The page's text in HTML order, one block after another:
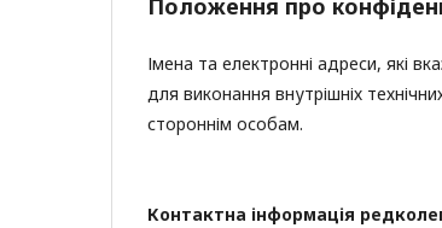
Положення про
Імена та електронні адреси, які
для виконання внутрішніх
стороннім особам.
Контактна інформація